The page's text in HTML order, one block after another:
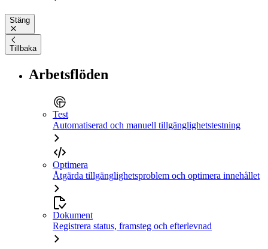
Stäng
Tillbaka
Arbetsflöden
Test
Automatiserad och manuell tillgänglighetstestning
Optimera
Åtgärda tillgänglighetsproblem och optimera innehållet
Dokument
Registrera status, framsteg och efterlevnad